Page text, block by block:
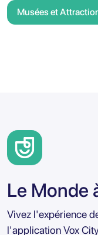
Musées et
Le Monde
Vivez l'expérience
l'application Vox